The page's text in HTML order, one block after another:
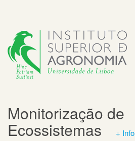
Monitorização de
Ecossistemas + Info